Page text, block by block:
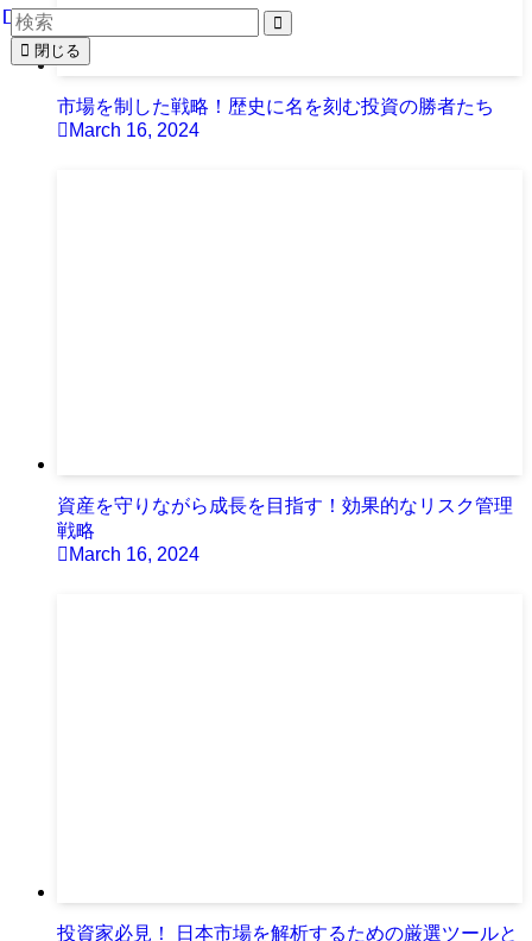
市場を制した戦略！歴史に名を刻む投資の勝者たち
March 16, 2024
資産を守りながら成長を目指す！効果的なリスク管理
戦略
March 16, 2024
投資家必見！ 日本市場を解析するための厳選ツールと
閉じる